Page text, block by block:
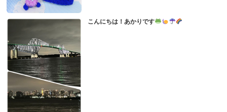
こんにちは！あかりです